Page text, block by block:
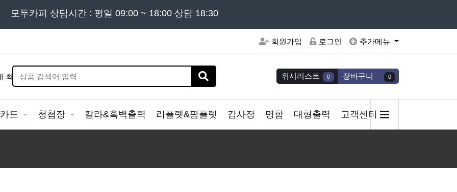
문의는 02) 302 - 7797 및 '견적문의 ' 게시판을 이용해주세요
모두카피 상담시간 : 평일 09:00 ~ 18:00 상담 18:30
회원가입 로그인 추가메뉴
위시리스트 0 장바구니 0
드 청첩장 칼라&흑백출력 리플렛&팜플렛 감사장 명함 대형출력 고객센터